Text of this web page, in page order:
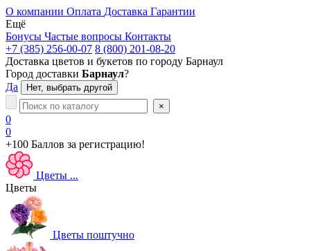
О компании Оплата Доставка Гарантии
Ещё
Бонусы Частые вопросы Контакты
+7 (385) 256-00-07 8 (800) 201-08-20
Доставка цветов и букетов по городу Барнаул
Город доставки Барнаул?
Да
Нет, выбрать другой
×
0
0
+100 Баллов за регистрацию!
Цветы ...
Цветы
Цветы поштучно